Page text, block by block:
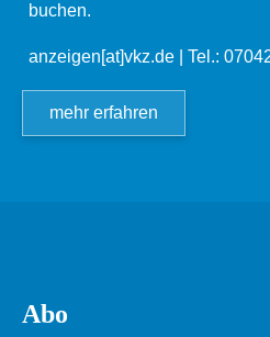
buchen.
anzeigen[at]vkz.de | Tel.:
mehr erfahren
Abo